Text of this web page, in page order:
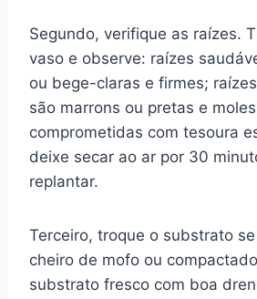
Segundo, verifique as raízes.
vaso e observe: raízes
ou bege-claras e firmes;
são marrons ou pretas e
comprometidas com tesoura
deixe secar ao ar por 30
replantar.
Terceiro, troque o substrato
cheiro de mofo ou
substrato fresco com boa